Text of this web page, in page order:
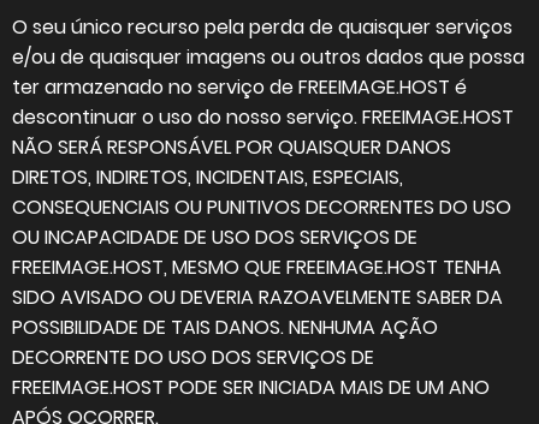
O seu único recurso pela perda de quaisquer serviços
e/ou de quaisquer imagens ou outros dados que possa
ter armazenado no serviço de FREEIMAGE.HOST é
descontinuar o uso do nosso serviço. FREEIMAGE.HOST
NÃO SERÁ RESPONSÁVEL POR QUAISQUER DANOS
DIRETOS, INDIRETOS, INCIDENTAIS, ESPECIAIS,
CONSEQUENCIAIS OU PUNITIVOS DECORRENTES DO USO
OU INCAPACIDADE DE USO DOS SERVIÇOS DE
FREEIMAGE.HOST, MESMO QUE FREEIMAGE.HOST TENHA
SIDO AVISADO OU DEVERIA RAZOAVELMENTE SABER DA
POSSIBILIDADE DE TAIS DANOS. NENHUMA AÇÃO
DECORRENTE DO USO DOS SERVIÇOS DE
FREEIMAGE.HOST PODE SER INICIADA MAIS DE UM ANO
APÓS OCORRER.